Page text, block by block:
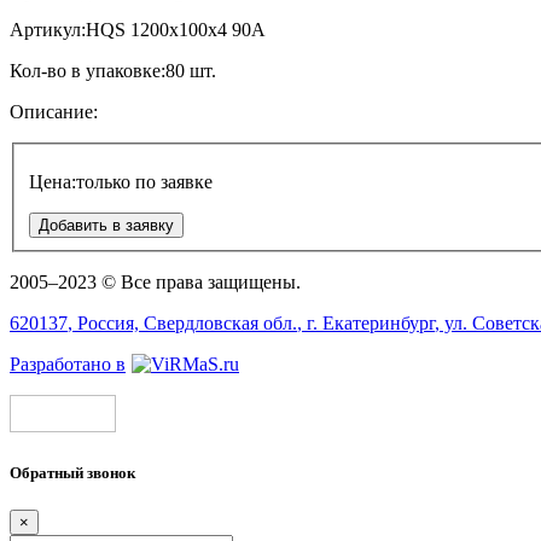
Артикул:HQS 1200x100x4 90A
Кол-во в упаковке:80 шт.
Описание:
Цена:только по заявке
Добавить в заявку
2005–2023 © Все права защищены.
620137, Россия, Свердловская обл., г. Екатеринбург, ул.
Разработано в
Обратный звонок
×